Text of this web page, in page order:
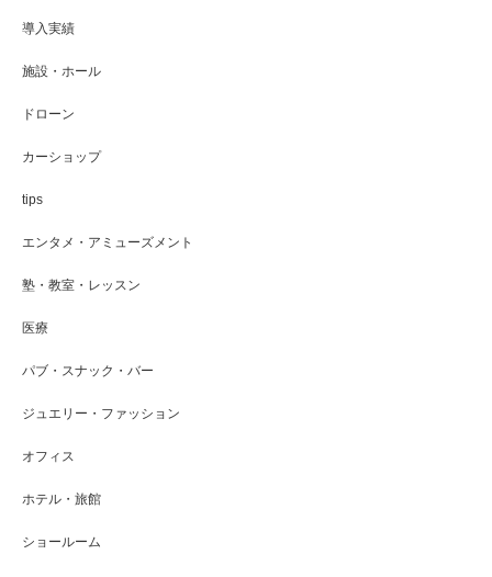
導入実績
施設・ホール
ドローン
カーショップ
tips
エンタメ・アミューズメント
塾・教室・レッスン
医療
パブ・スナック・バー
ジュエリー・ファッション
オフィス
ホテル・旅館
ショールーム